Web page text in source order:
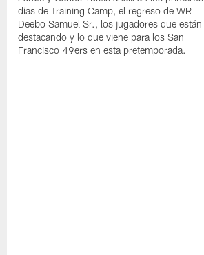
días de Training Camp, el regreso de WR
Deebo Samuel Sr., los jugadores que están
destacando y lo que viene para los San
Francisco 49ers en esta pretemporada.